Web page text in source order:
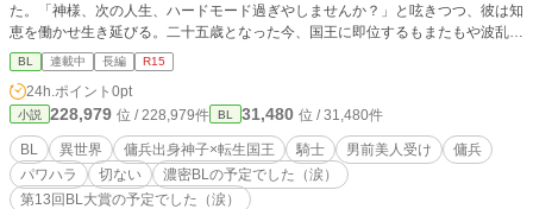
た。「神様、次の人生、ハードモード過ぎやしませんか？」と呟きつつ、彼は知
恵を働かせ生き延びる。二十五歳となった今、国王に即位するもまたもや波乱が
巻き込まれて―――。※攻×受が後半でイチャコラしちゃいます♡※お気に入り
登録ありがとうございます。とてもうれしいです♡※この作品の臣下カップルの
話もいつか書きたいなと思っています♡ なお、本作は完結し一度は「第13回BL
大賞」にエントリーしたつもりですが、ななななんと、タグ付けだけしてエント
リーしておりませんでした♡♡♡作者おバカ♡次回への良き教訓となったので次
からは気をつけます♡みなさまもお気をつけてあそばせ♡♡♡つきましては、本
作は連作でのせて行きます♡
BL 連載中 長編 R15
24h.ポイント 0pt
小説 228,979 位 / 228,979件 BL 31,480 位 / 31,480件
BL 異世界 傭兵出身神子×転生国王 騎士 男前美人受け
傭兵
パワハラ
切ない
濃密BLの予定でした（涙）
第13回BL大賞の予定でした（涙）